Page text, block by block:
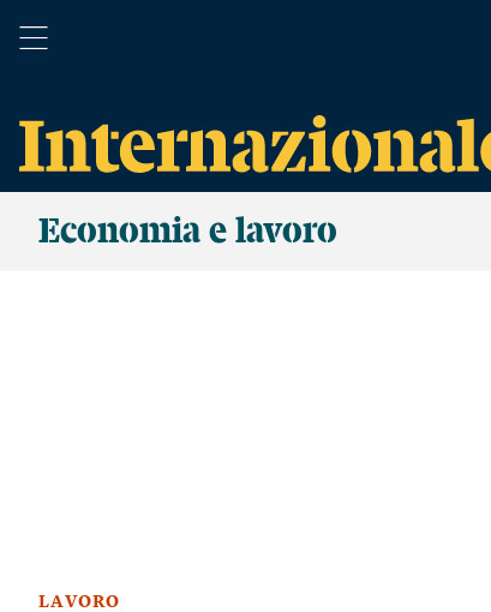
Economia e lavoro
LAVORO